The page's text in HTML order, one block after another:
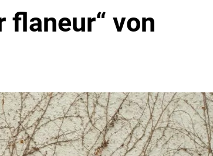
flaneur“ von